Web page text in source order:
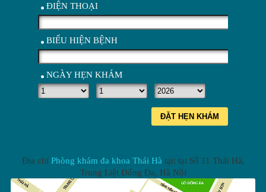
ĐIỆN THOẠI
BIỂU HIỆN BỆNH
NGÀY HẸN KHÁM
ĐẶT HẸN KHÁM
Địa chỉ Phòng khám đa khoa Thái Hà tại: tại Số 11 Thái Hà,
Trung Liệt Đống Đa, Hà Nội